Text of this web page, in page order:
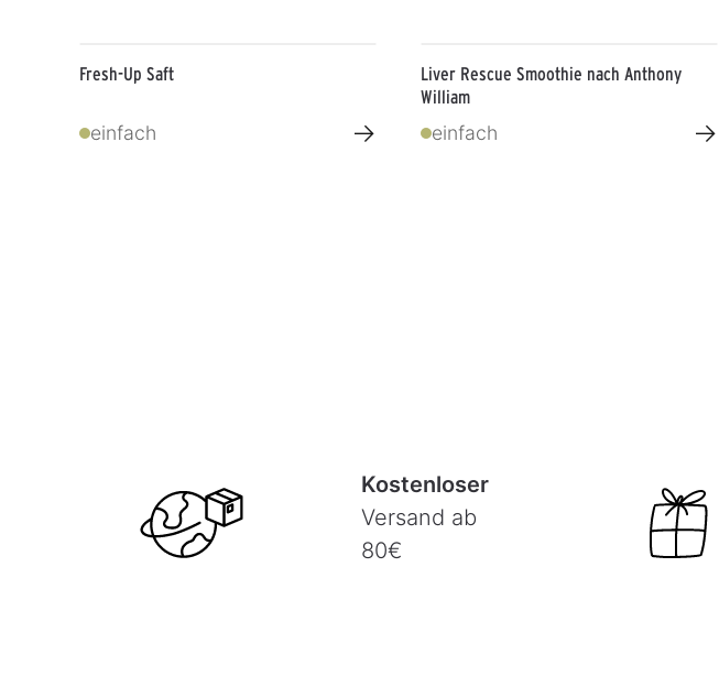
Fresh-Up Saft
einfach →
Liver Rescue Smoothie nach Anthony
William
einfach →
Kostenloser
Versand ab
80€